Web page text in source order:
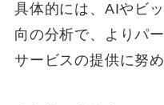
具体的には、AIやビ
向の分析で、よりパ
サービスの提供に努め